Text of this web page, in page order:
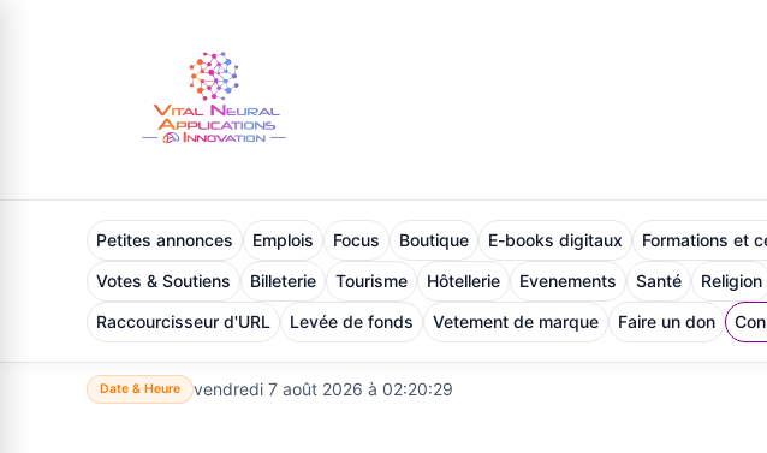
Petites annonces Emplois Focus Boutique E-books digitaux Formations et
Votes & Soutiens
Billeterie Tourisme Hôtellerie Evenements Santé Religion
Raccourcisseur d'URL
Levée de fonds Vetement de marque Faire un don
Date & Heure vendredi 7 août 2026 à 02:20:30